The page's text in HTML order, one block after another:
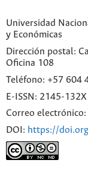
Universidad
y Económicas
Dirección postal:
Oficina 108
Teléfono: +57 604
E-ISSN: 2145-132X
Correo electrónico:
DOI: https://